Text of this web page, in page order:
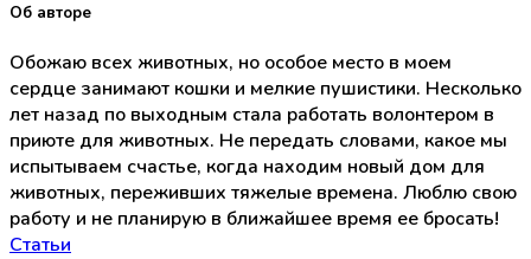
Об авторе
Обожаю всех животных, но особое место в моем
сердце занимают кошки и мелкие пушистики. Несколько
лет назад по выходным стала работать волонтером в
приюте для животных. Не передать словами, какое мы
испытываем счастье, когда находим новый дом для
животных, переживших тяжелые времена. Люблю свою
работу и не планирую в ближайшее время ее бросать!
Статьи